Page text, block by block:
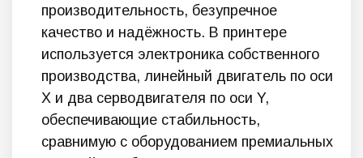
производительность, безупречное
качество и надёжность. В принтере
используется электроника собственного
производства, линейный двигатель по оси
X и два серводвигателя по оси Y,
обеспечивающие стабильность,
сравнимую с оборудованием премиальных